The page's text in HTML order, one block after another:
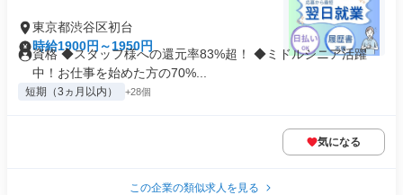
東京都渋谷区初台
時給1900円～1950円
資格 ◆スタッフ様への還元率83%超！ ◆ミドルシニア活躍
中！お仕事を始めた方の70%...
短期（3ヵ月以内） +28個
気になる
この企業の類似求人を見る